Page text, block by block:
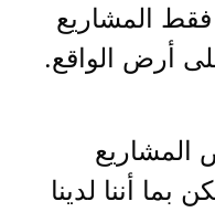
المشاريع
أرض الواقع.
بما أننا لدينا